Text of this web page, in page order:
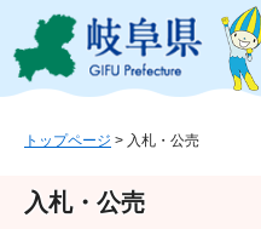
ジ
ュ
このペ
トップページ > 入札・公売
入札・公売